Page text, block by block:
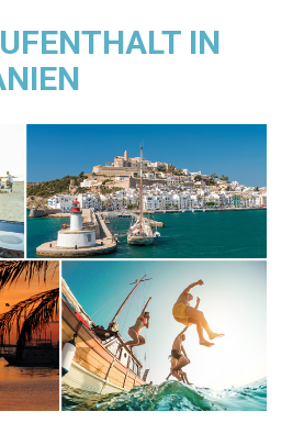
IN